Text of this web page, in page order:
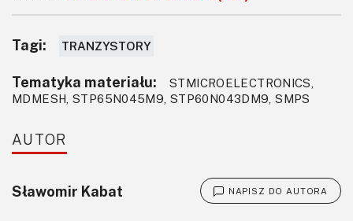
Tagi: TRANZYSTORY
Tematyka materiału:
STMICROELECTRONICS,
MDMESH, STP65N045M9, STP60N043DM9, SMPS
AUTOR
Sławomir Kabat NAPISZ DO AUTORA